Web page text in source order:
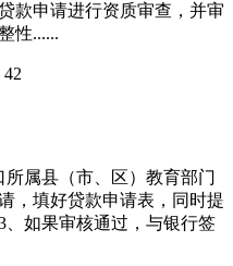
款申请进行资质审查，并审
性......
属县（市、区）教育部门
，填好贷款申请表，同时提
、如果审核通过，与银行签